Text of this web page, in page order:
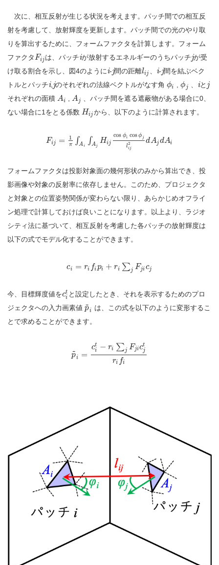
次に、相互反射が生じる状況を考えます。パッチ間での相互反
射を考慮して、放射輝度を更新します。パッチ間での光のやり取
りを算出するために、フォームファクタを計算します。フォーム
ファクタFijは、パッチiが放射するエネルギーのうちパッチjが受
け取る割合を示し、図4のようにi-j間の距離lij i-j間を結ぶベク
トルとパッチi, jのそれぞれの法線ベクトルがなす角 ϕi ,ϕj iと j
それぞれの面積 Ai Aj
、パッチ間を遮る遮蔽物がある場合に0、
ない場合に1をとる係数 Hij から、以下のように計算されます。
Fij = 1
π ∫Ai ∫Aj
Hij
cos ϕi cos ϕ j
l2
ij
dAjdAi
フォームファクタは投影対象面の幾何形状のみから算出でき、投
影画像や対象の反射率に依存しません。このため、プロジェクタ
と対象との位置姿勢関係が変わらない限り、あらかじめオフライ
ン処理で計算しておけば良いことになります。以上より、ラジオ
シティ法に基づいて、相互反射を考慮した各パッチの放射輝度は
以下の式でモデル化することができます。
ci = ri fipi + ri ∑j Fjicj
今、目標輝度値をct
i と設定したとき、それを表示するためのプロ
ジェクタへの入力画素値 p
~
i は、この式を以下のように変形するこ
とで求めることができます。
p
~
i =
ct
i − ri ∑j Fjict
j
ri fi